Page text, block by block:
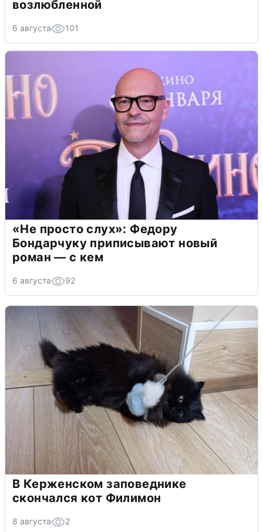
возлюбленной
6 августа 101
«Не просто слух»: Федору
Бондарчуку приписывают новый
роман — с кем
6 августа 92
В Керженском заповеднике
скончался кот Филимон
8 августа 2